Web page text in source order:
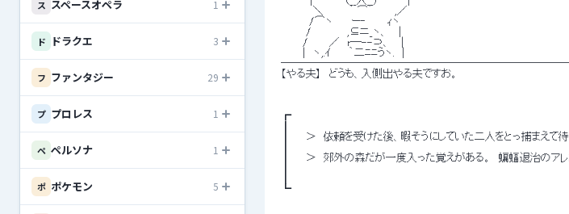
ス スペースオペラ 1
ド ドラクエ 3
フ ファンタジー 29
プ プロレス 1
ペ ペルソナ 1
ポ ポケモン 5
＼　 　　｀ ⌒´ 　　 ,／
/⌒ヽ　 　ー‐ 　 　ｨヽ
/ 　　　 　,⊆ニ_ヽ、　 |
/　 　 ／　r─--⊃、 　|
|　ヽ,.ｲ　　 ｀二ﾆﾆうヽ.　|
【やる夫】　どうも、入側出やる夫ですお。
┏
┃　　＞　依頼を受けた後、暇そうにしていた二人をとっ捕まえて
┃　　＞　郊外の森だが一度入った覚えがある。　蝙蝠退治のアレ
┗